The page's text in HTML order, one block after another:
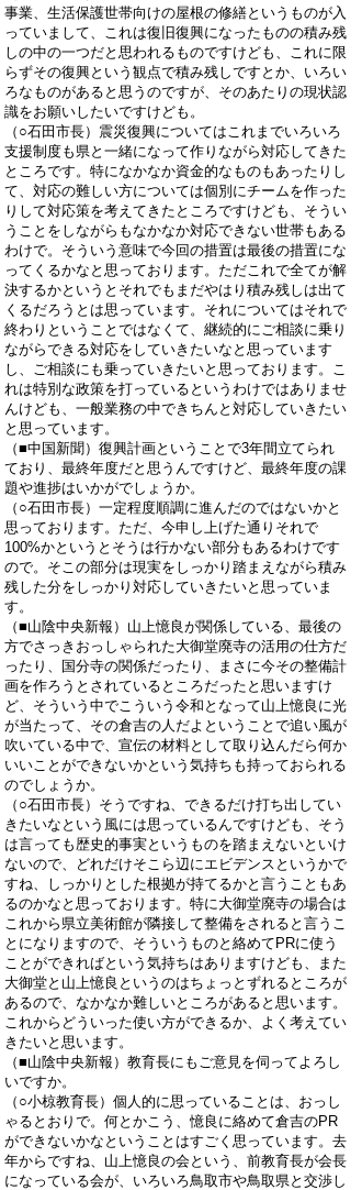
事業、生活保護世帯向けの屋根の修繕というものが入
っていまして、これは復旧復興になったものの積み残
しの中の一つだと思われるものですけども、これに限
らずその復興という観点で積み残しですとか、いろい
ろなものがあると思うのですが、そのあたりの現状認
識をお願いしたいですけども。
（○石田市長）震災復興についてはこれまでいろいろ
支援制度も県と一緒になって作りながら対応してきた
ところです。特になかなか資金的なものもあったりし
て、対応の難しい方については個別にチームを作った
りして対応策を考えてきたところですけども、そうい
うことをしながらもなかなか対応できない世帯もある
わけで。そういう意味で今回の措置は最後の措置にな
ってくるかなと思っております。ただこれで全てが解
決するかというとそれでもまだやはり積み残しは出て
くるだろうとは思っています。それについてはそれで
終わりということではなくて、継続的にご相談に乗り
ながらできる対応をしていきたいなと思っています
し、ご相談にも乗っていきたいと思っております。こ
れは特別な政策を打っているというわけではありませ
んけども、一般業務の中できちんと対応していきたい
と思っています。
（■中国新聞）復興計画ということで3年間立てられ
ており、最終年度だと思うんですけど、最終年度の課
題や進捗はいかがでしょうか。
（○石田市長）一定程度順調に進んだのではないかと
思っております。ただ、今申し上げた通りそれで
100%かというとそうは行かない部分もあるわけです
ので。そこの部分は現実をしっかり踏まえながら積み
残した分をしっかり対応していきたいと思っていま
す。
（■山陰中央新報）山上憶良が関係している、最後の
方でさっきおっしゃられた大御堂廃寺の活用の仕方だ
ったり、国分寺の関係だったり、まさに今その整備計
画を作ろうとされているところだったと思いますけ
ど、そういう中でこういう令和となって山上憶良に光
が当たって、その倉吉の人だよということで追い風が
吹いている中で、宣伝の材料として取り込んだら何か
いいことができないかという気持ちも持っておられる
のでしょうか。
（○石田市長）そうですね、できるだけ打ち出してい
きたいなという風には思っているんですけども、そう
は言っても歴史的事実というものを踏まえないといけ
ないので、どれだけそこら辺にエビデンスというかで
すね、しっかりとした根拠が持てるかと言うこともあ
るのかなと思っております。特に大御堂廃寺の場合は
これから県立美術館が隣接して整備をされると言うこ
とになりますので、そういうものと絡めてPRに使う
ことができればという気持ちはありますけども、また
大御堂と山上憶良というのはちょっとずれるところが
あるので、なかなか難しいところがあると思います。
これからどういった使い方ができるか、よく考えてい
きたいと思います。
（■山陰中央新報）教育長にもご意見を伺ってよろし
いですか。
（○小椋教育長）個人的に思っていることは、おっし
ゃるとおりで。何とかこう、憶良に絡めて倉吉のPR
ができないかなということはすごく思っています。去
年からですね、山上憶良の会という、前教育長が会長
になっている会が、いろいろ鳥取市や鳥取県と交渉し